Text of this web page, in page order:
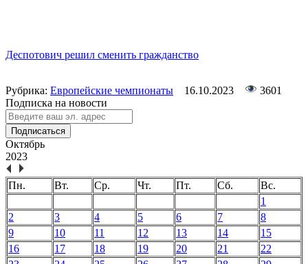
Деспотович решил сменить гражданство
Рубрика: Европейские чемпионаты 16.10.2023
3601
Подписка на новости
Подписаться
Октябрь
2023
Пн. Вт. Ср. Чт. Пт. Сб.
Вс.
1
2
3 4 5 6 7
8
9
10 11 12 13 14
15
16
17 18 19 20 21
22